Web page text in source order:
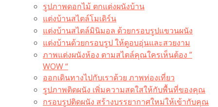
รูปภาพดอกไม้ ตกแต่งผนังบ้าน
แต่งบ้านสไตล์โมเดิร์น
แต่งบ้านสไตล์มินิมอล ด้วยกรอบรูปแขวนผนัง
แต่งบ้านด้วยกรอบรูป ให้ดูอบอุ่นและสวยงาม
ภาพแต่งผนังห้อง ตามสไตล์คุณใครเห็นต้อง ”
WOW “
ออกเดินทางไปกับเราด้วย ภาพท่องเที่ยว
รูปภาพติดผนัง เพิ่มความสดใสให้กับพื้นที่ของคุณ
กรอบรูปติดผนัง สร้างบรรยากาศใหม่ให้เข้ากับคุณ